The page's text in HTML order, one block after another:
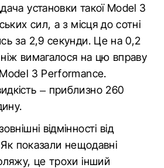
установки такої Model 3
сил, а з місця до сотні
за 2,9 секунди. Це на 0,2
вимагалося на цю вправу
3 Performance.
– приблизно 260
відмінності від
Як показали нещодавні
це трохи інший